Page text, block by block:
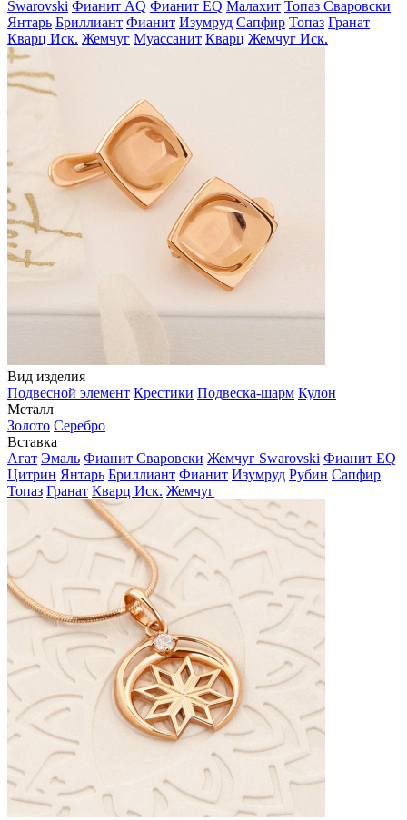
Swarovski Фианит AQ Фианит EQ Малахит Топаз Сваровски
Янтарь Бриллиант Фианит Изумруд Сапфир Топаз Гранат
Кварц Иск. Жемчуг Муассанит Кварц Жемчуг Иск.
Вид изделия
Подвесной элемент Крестики Подвеска-шарм Кулон
Металл
Золото Серебро
Вставка
Агат Эмаль Фианит Сваровски Жемчуг Swarovski Фианит EQ
Цитрин Янтарь Бриллиант Фианит Изумруд Рубин Сапфир
Топаз Гранат Кварц Иск. Жемчуг